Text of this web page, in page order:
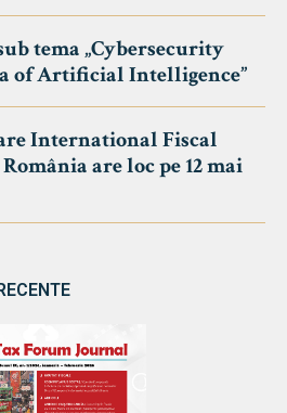
tema „Cybersecurity
of Artificial Intelligence”
International Fiscal
are loc pe 12 mai